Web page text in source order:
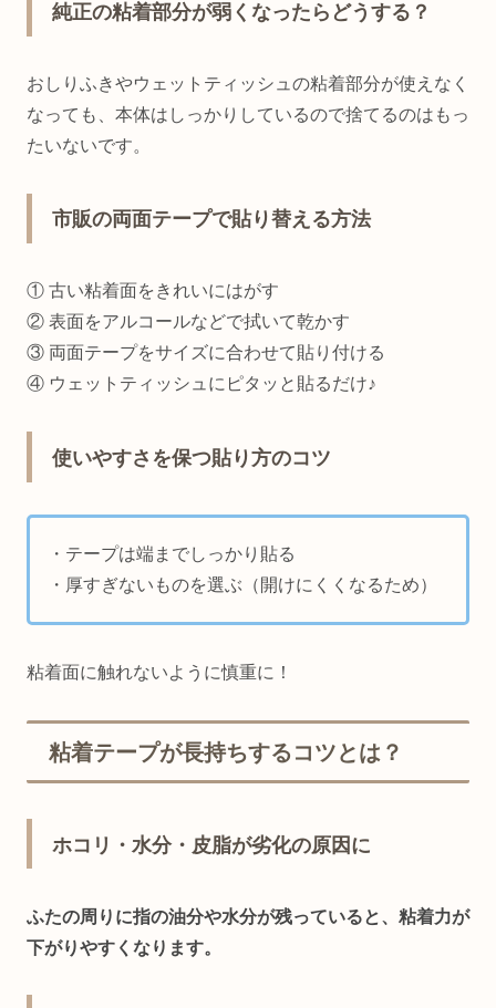
純正の粘着部分が弱くなったらどうする？
おしりふきやウェットティッシュの粘着部分が使えなく
なっても、本体はしっかりしているので捨てるのはもっ
たいないです。
市販の両面テープで貼り替える方法
① 古い粘着面をきれいにはがす
② 表面をアルコールなどで拭いて乾かす
③ 両面テープをサイズに合わせて貼り付ける
④ ウェットティッシュにピタッと貼るだけ♪
使いやすさを保つ貼り方のコツ
・テープは端までしっかり貼る
・厚すぎないものを選ぶ（開けにくくなるため）
粘着面に触れないように慎重に！
粘着テープが長持ちするコツとは？
ホコリ・水分・皮脂が劣化の原因に
ふたの周りに指の油分や水分が残っていると、粘着力が
下がりやすくなります。